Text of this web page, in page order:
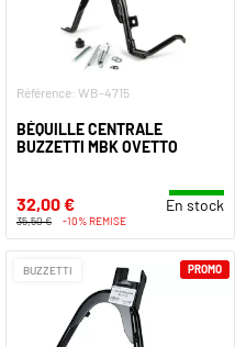
Référence: WB-4715
BÉQUILLE CENTRALE
BUZZETTI MBK OVETTO
32,00 € En stock
35,50 € -10% REMISE
BUZZETTI PROMO